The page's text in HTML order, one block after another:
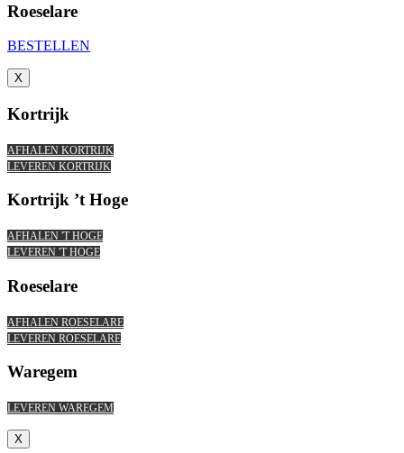
Roeselare
BESTELLEN
X
Kortrijk
AFHALEN KORTRIJK
LEVEREN KORTRIJK
Kortrijk ’t Hoge
AFHALEN 'T HOGE
LEVEREN 'T HOGE
Roeselare
AFHALEN ROESELARE
LEVEREN ROESELARE
Waregem
LEVEREN WAREGEM
X